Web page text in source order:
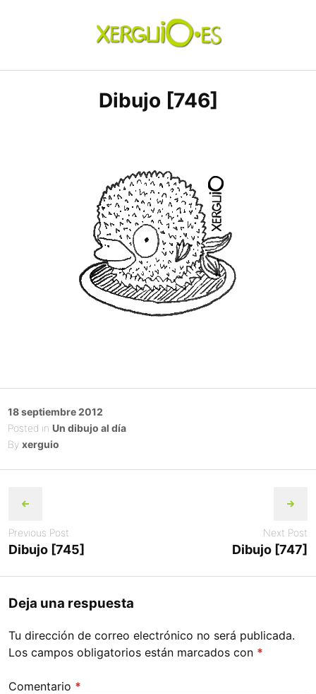
xerguio.ES | ilustración
Dibujo [746]
Posted
on
18 septiembre 2012
Posted in Un dibujo al día
By xerguio
navigation
Previous Post
Dibujo [745]
Next Post
Dibujo [747]
Deja una respuesta
Tu dirección de correo electrónico no será publicada.
Los campos obligatorios están marcados con *
Comentario *